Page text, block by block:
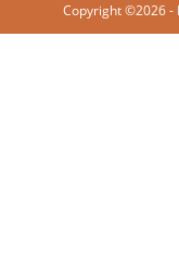
Copyright ©2026 -